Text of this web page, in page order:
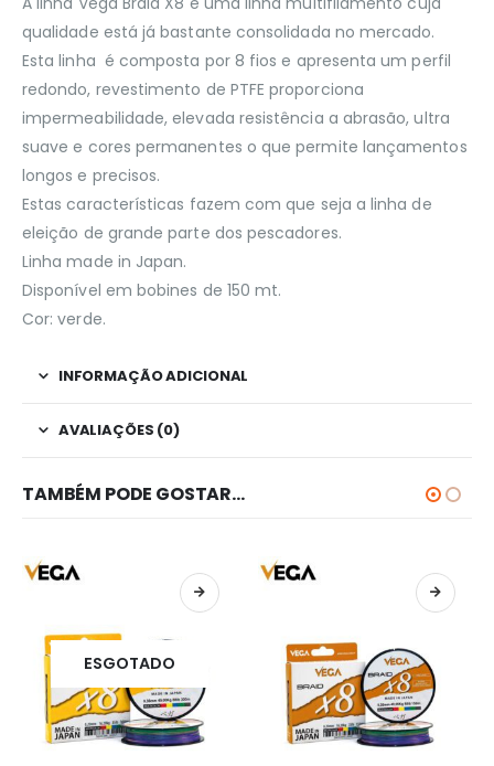
qualidade está já bastante consolidada no mercado.
Esta linha é composta por 8 fios e apresenta um perfil
redondo, revestimento de PTFE proporciona
impermeabilidade, elevada resistência a abrasão, ultra
suave e cores permanentes o que permite lançamentos
longos e precisos.
Estas características fazem com que seja a linha de
eleição de grande parte dos pescadores.
Linha made in Japan.
Disponível em bobines de 150 mt.
Cor: verde.
INFORMAÇÃO ADICIONAL
AVALIAÇÕES (0)
TAMBÉM PODE GOSTAR…
ESGOTADO